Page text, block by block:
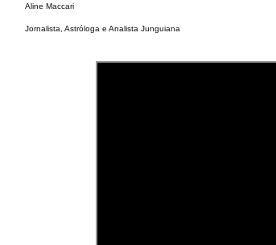
Aline Maccari
Jornalista, Astróloga e Analista Junguiana